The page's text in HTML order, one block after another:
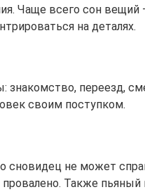
Чаще всего сон вещий
на деталях.
знакомство, переезд,
своим поступком.
сновидец не может
провалено. Также пьяный